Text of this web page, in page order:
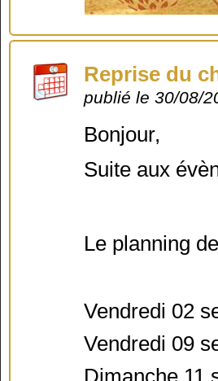
Reprise du
publié le 30/08/
Bonjour,
Suite aux
Le planning
Vendredi 02
Vendredi 09
Dimanche 11